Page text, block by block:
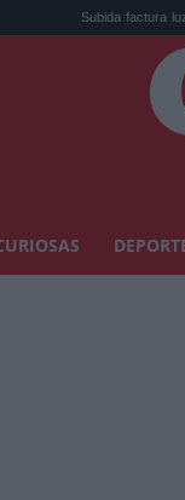
luz por el apagón: la